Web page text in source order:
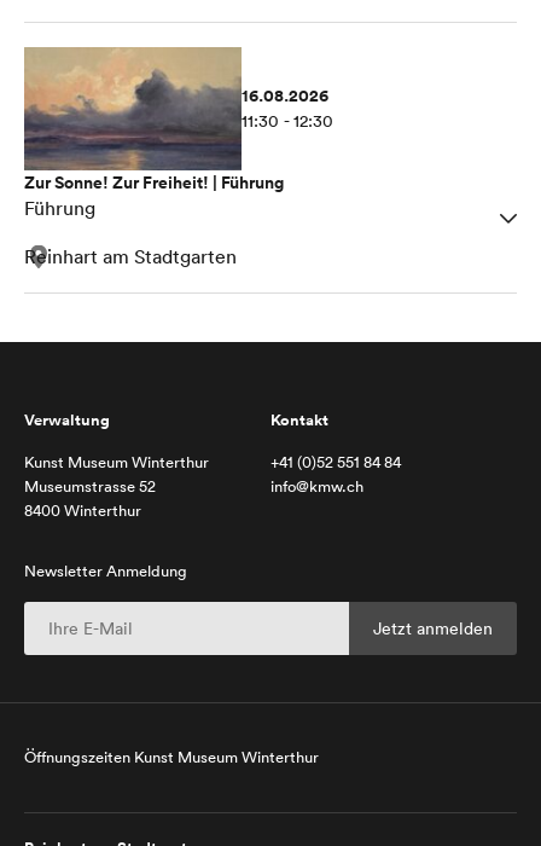
16.08.2026
11:30 - 12:30
Zur Sonne! Zur Freiheit! | Führung
Führung
Reinhart am Stadtgarten
Verwaltung
Kunst Museum Winterthur
Museumstrasse 52
8400 Winterthur
Kontakt
+41 (0)52 551 84 84
info@kmw.ch
Newsletter Anmeldung
Öffnungszeiten Kunst Museum Winterthur